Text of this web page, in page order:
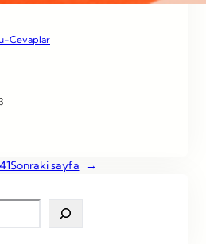
Cevaplar
Sonraki sayfa →